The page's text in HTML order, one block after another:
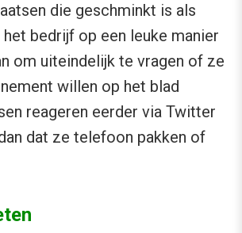
die geschminkt is als
het bedrijf op een leuke manier
om uiteindelijk te vragen of ze
willen op het blad
reageren eerder via Twitter
dat ze telefoon pakken of